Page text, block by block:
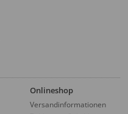
Onlineshop
Versandinformationen